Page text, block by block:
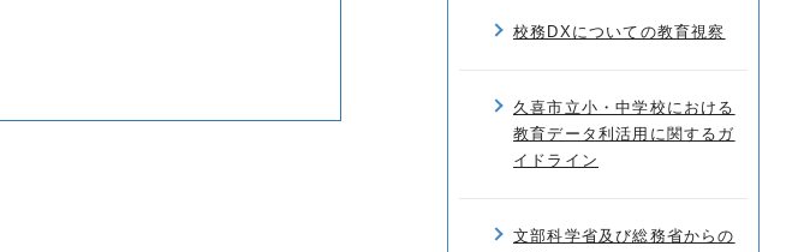
校務DXについての教育視察
久喜市立小・中学校における
教育データ利活用に関するガ
イドライン
文部科学省及び総務省からの